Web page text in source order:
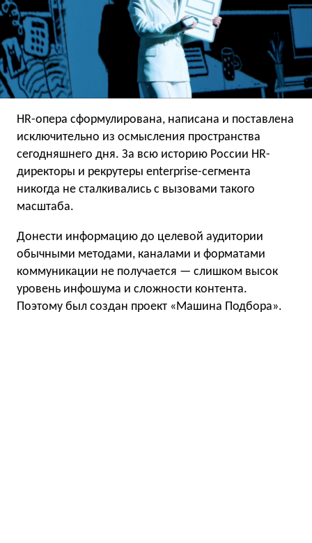
HR-опера сформулирована, написана и поставлена
исключительно из осмысления пространства
сегодняшнего дня. За всю историю России HR-
директоры и рекрутеры enterprise-сегмента
никогда не сталкивались с вызовами такого
масштаба.
Донести информацию до целевой аудитории
обычными методами, каналами и форматами
коммуникации не получается — слишком высок
уровень инфошума и сложности контента.
Поэтому был создан проект «Машина Подбора».